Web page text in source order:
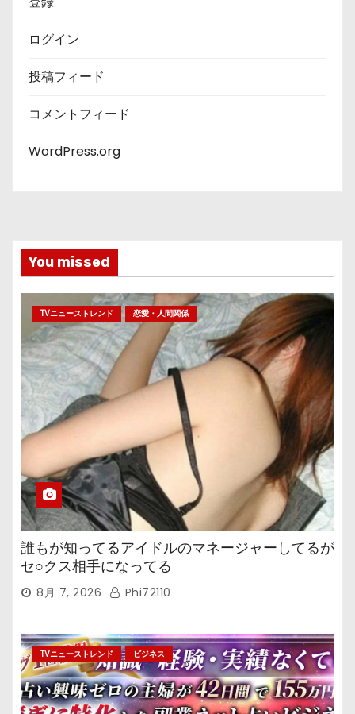
ログイン
投稿フィード
コメントフィード
WordPress.org
You missed
TVニューストレンド 恋愛・人間関係
誰もが知ってるアイドルのマネージャーしてるが
セ○クス相手になってる
8月 7, 2026 Phi72110
TVニューストレンド ビジネス